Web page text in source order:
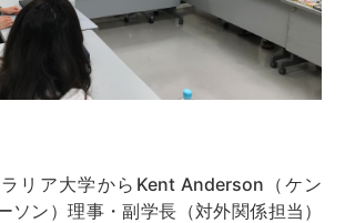
リア大学からKent Anderson（ケン
ソン）理事・副学長（対外関係担当）